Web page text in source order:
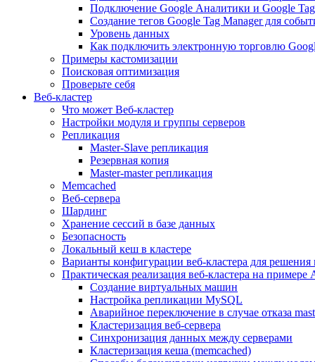
Подключение Google Аналитики и Google
Создание тегов Google Tag Manager для
Уровень данных
Как подключить электронную торговлю
Примеры кастомизации
Поисковая оптимизация
Проверьте себя
Веб-кластер
Что может Веб-кластер
Настройки модуля и группы серверов
Репликация
Master-Slave репликация
Резервная копия
Master-master репликация
Memcached
Веб-сервера
Шардинг
Хранение сессий в базе данных
Безопасность
Локальный кеш в кластере
Варианты конфигурации веб-кластера для решения
Практическая реализация веб-кластера на примере
Создание виртуальных машин
Настройка репликации MySQL
Аварийное переключение в случае отказа
Кластеризация веб-сервера
Синхронизация данных между серверами
Кластеризация кеша (memcached)